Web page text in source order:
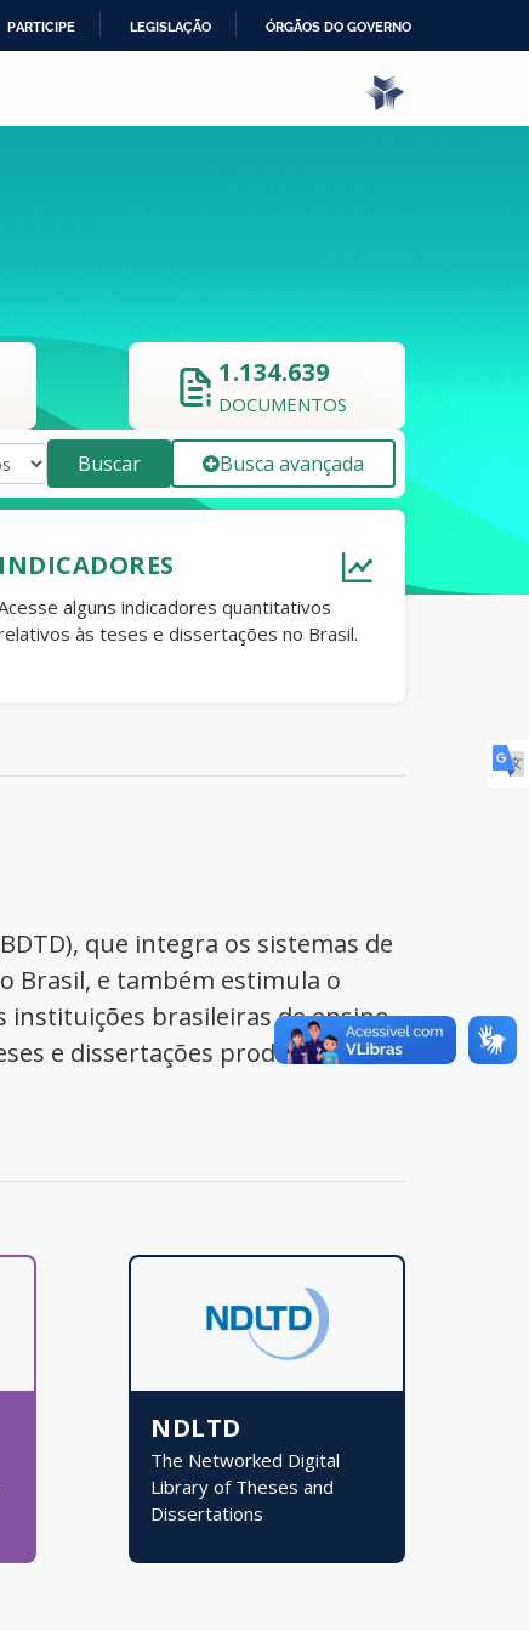
PARTICIPE LEGISLAÇÃO ÓRGÃOS DO GOVERNO
1.134.639
DOCUMENTOS
Buscar Busca avançada
INDICADORES
alguns indicadores quantitativos
às teses e dissertações no Brasil.
que integra os sistemas de
Brasil, e também estimula o
instituições brasileiras de ensino
e dissertações produzidas no
NDLTD
The Networked Digital
Library of Theses and
Dissertations